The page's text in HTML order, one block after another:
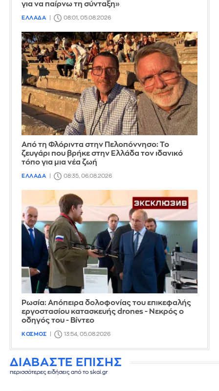
για να παίρνω τη σύνταξη»
ΕΛΛΑΔΑ 08:01, 05.08.2026
Από τη Φλόριντα στην Πελοπόννησο: Το
ζευγάρι που βρήκε στην Ελλάδα τον ιδανικό
τόπο για μια νέα ζωή
ΕΛΛΑΔΑ 08:35, 06.08.2026
Ρωσία: Απόπειρα δολοφονίας του επικεφαλής
εργοστασίου κατασκευής drones - Νεκρός ο
οδηγός του - Βίντεο
ΚΟΣΜΟΣ 13:54, 05.08.2026
ΔΙΑΒΑΣΤΕ ΕΠΙΣΗΣ
περισσότερες ειδήσεις από το skai.gr